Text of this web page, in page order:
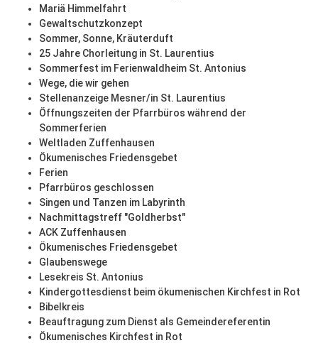
Mariä Himmelfahrt
Gewaltschutzkonzept
Sommer, Sonne, Kräuterduft
25 Jahre Chorleitung in St. Laurentius
Sommerfest im Ferienwaldheim St. Antonius
Wege, die wir gehen
Stellenanzeige Mesner/in St. Laurentius
Öffnungszeiten der Pfarrbüros während der
Sommerferien
Weltladen Zuffenhausen
Ökumenisches Friedensgebet
Ferien
Pfarrbüros geschlossen
Singen und Tanzen im Labyrinth
Nachmittagstreff "Goldherbst"
ACK Zuffenhausen
Ökumenisches Friedensgebet
Glaubenswege
Lesekreis St. Antonius
Kindergottesdienst beim ökumenischen Kirchfest in Rot
Bibelkreis
Beauftragung zum Dienst als Gemeindereferentin
Ökumenisches Kirchfest in Rot